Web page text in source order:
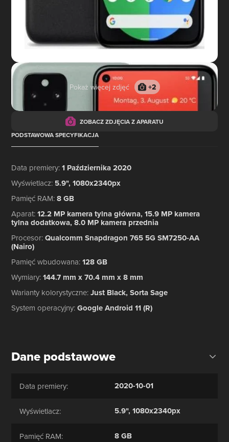
Pokaż więcej zdjęć +2
ZOBACZ ZDJĘCIA Z APARATU
PODSTAWOWA SPECYFIKACJA
Data premiery:1 Października 2020
Wyświetlacz: 5.9", 1080x2340px
Pamięć RAM:8 GB
Aparat:12.2 MP kamera tylna główna, 15.9 MP kamera
tylna dodatkowa, 8.0 MP kamera przednia
Procesor:Qualcomm Snapdragon 765 5G SM7250-AA
(Nairo)
Pamięć wbudowana:128 GB
Wymiary:144.7 mm x 70.4 mm x 8 mm
Warianty kolorystyczne:Just Black, Sorta Sage
System operacyjny:Google Android 11 (R)
Dane podstawowe
Data premiery: 2020-10-01
Wyświetlacz: 5.9", 1080x2340px
Pamięć RAM: 8 GB